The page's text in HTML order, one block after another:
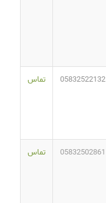
05832522132 تماس
05832502861 تماس